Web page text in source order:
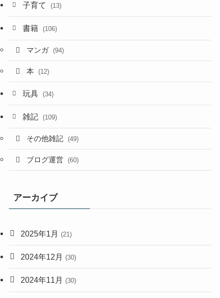
子育て (13)
書籍 (106)
マンガ (94)
本 (12)
玩具 (34)
雑記 (109)
その他雑記 (49)
ブログ運営 (60)
アーカイブ
2025年1月 (21)
2024年12月 (30)
2024年11月 (30)